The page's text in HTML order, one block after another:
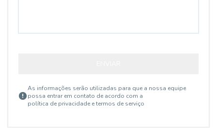
As informações serão utilizadas para que a nossa equipe
possa entrar em contato de acordo com a
política de privacidade e termos de serviço